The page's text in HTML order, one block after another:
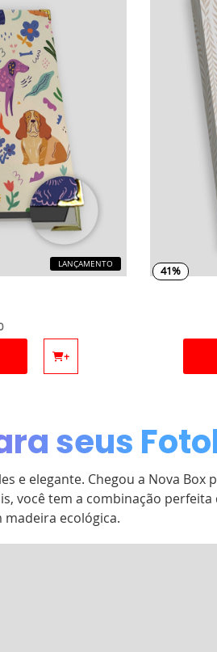
LANÇAMENTO
+
41%
seus
e elegante. Chegou a Nova Box
você tem a combinação
ecológica.